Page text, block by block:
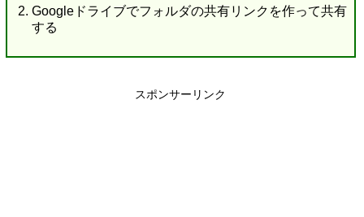
Googleドライブでフォルダの共有リンクを作って共有
する
スポンサーリンク